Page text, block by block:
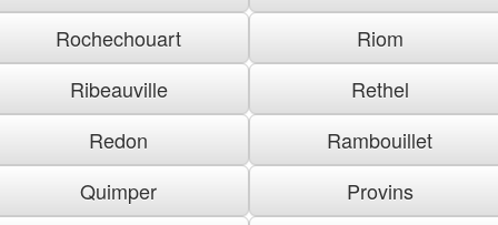
Rochechouart
Riom
Ribeauville
Rethel
Redon
Rambouillet
Quimper
Provins